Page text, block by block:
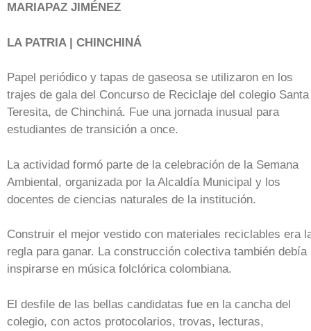
MARIAPAZ JIMÉNEZ
LA PATRIA | CHINCHINÁ
Papel periódico y tapas de gaseosa se utilizaron en los
trajes de gala del Concurso de Reciclaje del colegio Santa
Teresita, de Chinchiná. Fue una jornada inusual para
estudiantes de transición a once.
La actividad formó parte de la celebración de la Semana
Ambiental, organizada por la Alcaldía Municipal y los
docentes de ciencias naturales de la institución.
Construir el mejor vestido con materiales reciclables era
regla para ganar. La construcción colectiva también debía
inspirarse en música folclórica colombiana.
El desfile de las bellas candidatas fue en la cancha del
colegio, con actos protocolarios, trovas, lecturas,